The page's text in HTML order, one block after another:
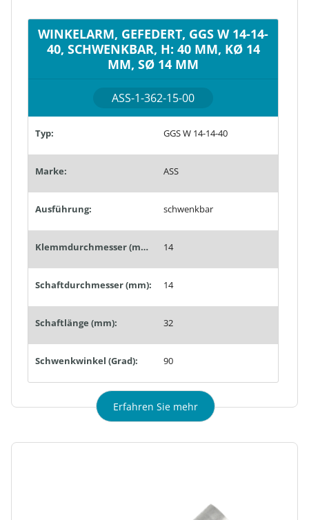
WINKELARM, GEFEDERT, GGS W 14-14-
40, SCHWENKBAR, H: 40 MM, KØ 14
MM, SØ 14 MM
ASS-1-362-15-00
Typ: GGS W 14-14-40
Marke: ASS
Ausführung: schwenkbar
Klemmdurchmesser (mm): 14
Schaftdurchmesser (mm): 14
Schaftlänge (mm): 32
Schwenkwinkel (Grad): 90
Erfahren Sie mehr